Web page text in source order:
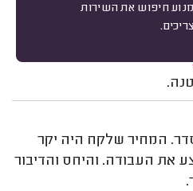
חיפוש את השירות
תקווה.
המחיר שלקח היה יקר
את העבודה. והיחס והדיבור